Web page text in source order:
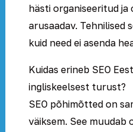
hästi organiseeritud
arusaadav. Tehnilised
kuid need ei asenda
Kuidas erineb SEO
ingliskeelsest turust?
SEO põhimõtted on
väiksem. See muudab